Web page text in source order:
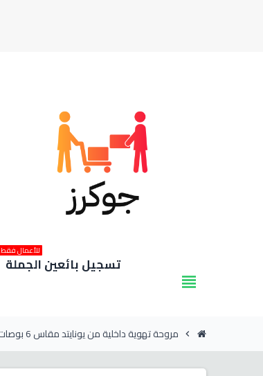
view_headline
تسجيل بائعين الجملة
للأعمال فقط
chevron_right مروحة تهوية داخلية من يونايتد مقاس 6 بوصات، صناعة سعودية، 265 قدم مكعب في الدقيقة، سرعتان، فائقة الهدوء، للحمام/المطبخ/غرفة الغس